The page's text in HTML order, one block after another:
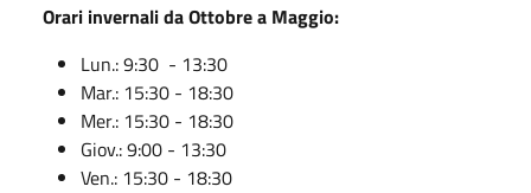
Orari invernali da Ottobre a Maggio:
Lun.: 9:30 - 13:30
Mar.: 15:30 - 18:30
Mer.: 15:30 - 18:30
Giov.: 9:00 - 13:30
Ven.: 15:30 - 18:30